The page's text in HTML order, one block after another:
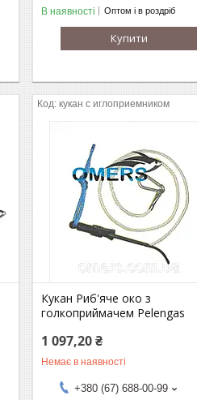
В наявності Оптом і в роздріб
Купити
кукан с иглоприемником
Кукан Риб'яче око з
голкоприймачем Pelengas
1 097,20 ₴
Немає в наявності
+380 (67) 688-00-99